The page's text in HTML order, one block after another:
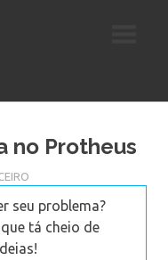
no Protheus
seu problema?
que tá cheio de